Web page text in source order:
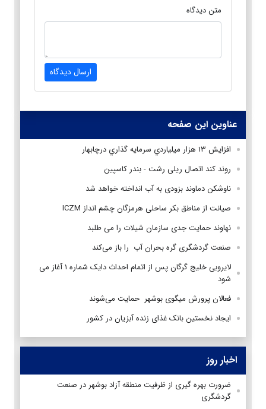
متن دیدگاه
ارسال دیدگاه
عناوین این صفحه
افزايش ۱۳ هزار ميلياردي سرمايه گذاري درچابهار
روند کند اتصال ریلی رشت - بندر کاسپین
ناوشکن دماوند بزودی به آب انداخته خواهد شد
صیانت از مناطق بکر ساحلی هرمزگان چشم انداز ICZM
نهاوند حمایت جدی سازمان شیلات را می طلبد
صنعت گردشگری گره بحران آب را باز می‌کند
لایروبی خلیج گرگان پس از اتمام احداث دایک شماره ۱ آغاز می
شود
فعالان پرورش میگوی بوشهر حمایت می‌شوند
ایجاد نخستین بانک غذای زنده آبزیان در کشور
اخبار روز
ضرورت بهره گیری از ظرفیت منطقه آزاد بوشهر در صنعت
گردشگری